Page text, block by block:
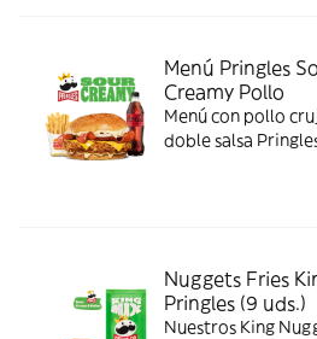
Menú Pringles
Creamy Pollo
Menú con pollo
doble salsa
Nuggets Fries
Pringles (9 uds.)
Nuestros King